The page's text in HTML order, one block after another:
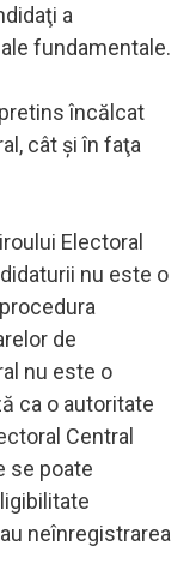
a
fundamentale.
încălcat
cât şi în faţa
Electoral
nu este o
de
nu este o
ca o autoritate
Central
se poate
neînregistrarea